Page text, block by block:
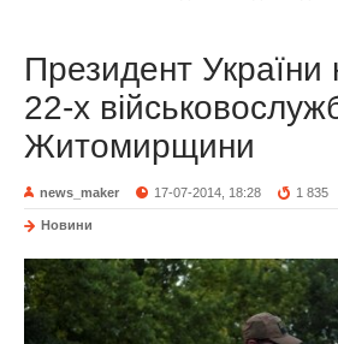
Президент України
22-х
Житомирщини
news_maker 17-07-2014, 18:28 1 835
Новини